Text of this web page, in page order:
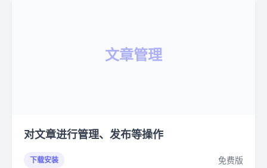
文章管理
对文章进行管理、发布等操作
下载安装 免费版